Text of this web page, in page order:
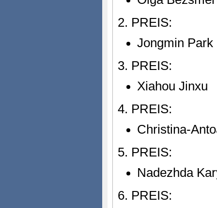
2. PREIS:
Jongmin Park
3. PREIS:
Xiahou Jinxu
4. PREIS:
Christina-
5. PREIS:
Nadezhda
6. PREIS: